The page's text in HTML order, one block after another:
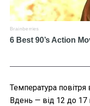
Температура повітря
Вдень — від 12 до 17